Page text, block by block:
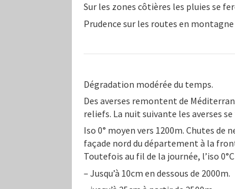
Sur les zones côtières les pluies se
Prudence sur les routes en
Dégradation modérée du temps.
Des averses remontent de
reliefs. La nuit suivante les averses
Iso 0° moyen vers 1200m. Chutes
façade nord du département à la
Toutefois au fil de la journée, l’iso
– Jusqu’à 10cm en dessous de 2000m.